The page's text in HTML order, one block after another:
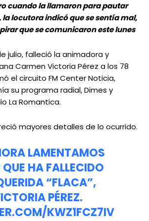
cuando la llamaron para pautar
locutora indicó que se sentía mal,
que se comunicaron este lunes
julio, falleció la animadora y
Carmen Victoria Pérez a los 78
el circuito FM Center Noticia,
su programa radial, Dimes y
La Romantica.
mayores detalles de lo ocurrido.
LAMENTAMOS
HA FALLECIDO
“FLACA”,
PÉREZ.
KWZ1FCZ7IV